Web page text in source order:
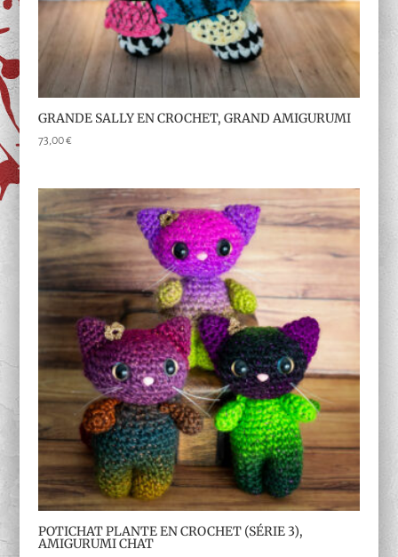
GRANDE SALLY EN CROCHET, GRAND AMIGURUMI
73,00€
POTICHAT PLANTE EN CROCHET (SÉRIE 3),
AMIGURUMI CHAT